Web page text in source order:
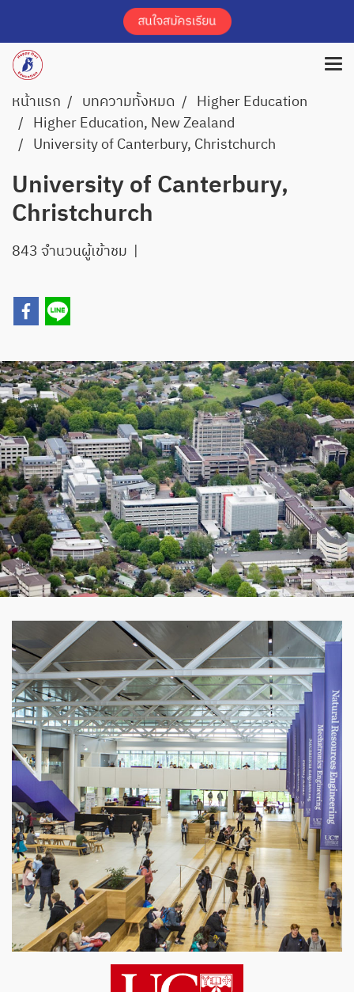
หน้าแรก บทความทั้งหมด
Higher Education
Higher Education, New Zealand
University of Canterbury, Christchurch
University of Canterbury,
Christchurch
843 จำนวนผู้เข้าชม |